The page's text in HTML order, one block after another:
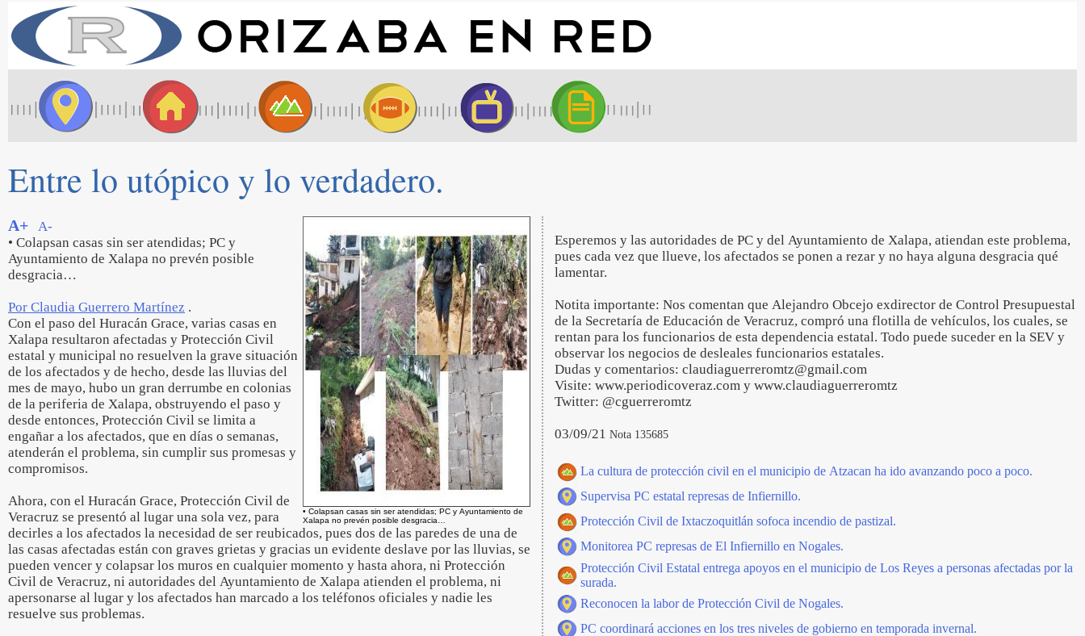
Entre lo utópico y lo verdadero.
• Colapsan casas sin ser atendidas; PC y Ayuntamiento de
Xalapa no prevén posible desgracia…
A+
A-
• Colapsan casas sin ser atendidas; PC y
Ayuntamiento de Xalapa no prevén posible
desgracia…
Por Claudia Guerrero Martínez .
Con el paso del Huracán Grace, varias casas en
Xalapa resultaron afectadas y Protección Civil
estatal y municipal no resuelven la grave situación
de los afectados y de hecho, desde las lluvias del
mes de mayo, hubo un gran derrumbe en colonias
de la periferia de Xalapa, obstruyendo el paso y
desde entonces, Protección Civil se limita a
engañar a los afectados, que en días o semanas,
atenderán el problema, sin cumplir sus promesas y
compromisos.
Ahora, con el Huracán Grace, Protección Civil de
Veracruz se presentó al lugar una sola vez, para
decirles a los afectados la necesidad de ser reubicados, pues dos de las paredes de una de
las casas afectadas están con graves grietas y gracias un evidente deslave por las lluvias, se
pueden vencer y colapsar los muros en cualquier momento y hasta ahora, ni Protección
Civil de Veracruz, ni autoridades del Ayuntamiento de Xalapa atienden el problema, ni
apersonarse al lugar y los afectados han marcado a los teléfonos oficiales y nadie les
resuelve sus problemas.
Esperemos y las autoridades de PC y del Ayuntamiento de Xalapa, atiendan este problema,
pues cada vez que llueve, los afectados se ponen a rezar y no haya alguna desgracia qué
lamentar.
Notita importante: Nos comentan que Alejandro Obcejo exdirector de Control Presupuestal
de la Secretaría de Educación de Veracruz, compró una flotilla de vehículos, los cuales, se
rentan para los funcionarios de esta dependencia estatal. Todo puede suceder en la SEV y
observar los negocios de desleales funcionarios estatales.
Dudas y comentarios: claudiaguerreromtz@gmail.com
Visite: www.periodicoveraz.com y www.claudiaguerreromtz
Twitter: @cguerreromtz
03/09/21 Nota 135685
La cultura de protección civil en el municipio de Atzacan ha ido avanzando poco a poco.
Supervisa PC estatal represas de Infiernillo.
Protección Civil de Ixtaczoquitlán sofoca incendio de pastizal.
Monitorea PC represas de El Infiernillo en Nogales.
Protección Civil Estatal entrega apoyos en el municipio de Los Reyes a personas afectadas por la
surada.
Reconocen la labor de Protección Civil de Nogales.
PC coordinará acciones en los tres niveles de gobierno en temporada invernal.